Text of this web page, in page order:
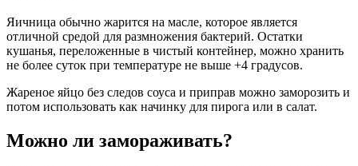
Яичница обычно жарится на масле, которое является
отличной средой для размножения бактерий. Остатки
кушанья, переложенные в чистый контейнер, можно хранить
не более суток при температуре не выше +4 градусов.
Жареное яйцо без следов соуса и приправ можно заморозить и
потом использовать как начинку для пирога или в салат.
Можно ли замораживать?